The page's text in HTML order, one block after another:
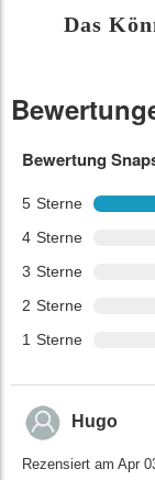
Das
Bewertung
5 Sterne
4 Sterne
3 Sterne
2 Sterne
1 Sterne
Hugo
Rezensiert am Apr